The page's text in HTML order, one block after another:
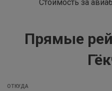
Стоимость за
Прямые
ОТКУДА